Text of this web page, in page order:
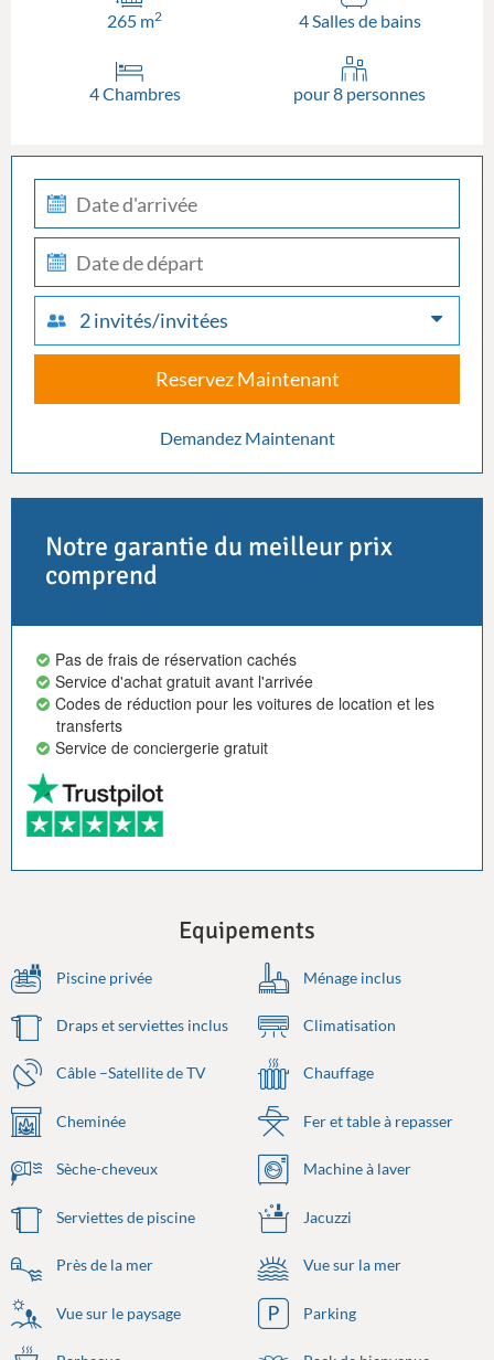
265 m2 4 Salles de bains
4 Chambres pour 8 personnes
check-
in
check-
out
2 invités/invitées
Reservez Maintenant
Demandez Maintenant
Notre garantie du meilleur prix
comprend
Pas de frais de réservation cachés
Service d'achat gratuit avant l'arrivée
Codes de réduction pour les voitures de location et les
transferts
Service de conciergerie gratuit
Equipements
Piscine privée Ménage inclus
Draps et serviettes inclus Climatisation
Câble –Satellite de TV Chauffage
Cheminée Fer et table à repasser
Sèche-cheveux Machine à laver
Serviettes de piscine Jacuzzi
Près de la mer Vue sur la mer
Vue sur le paysage Parking